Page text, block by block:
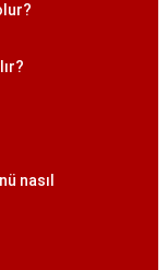
nasıl